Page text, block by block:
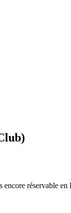
encore réservable